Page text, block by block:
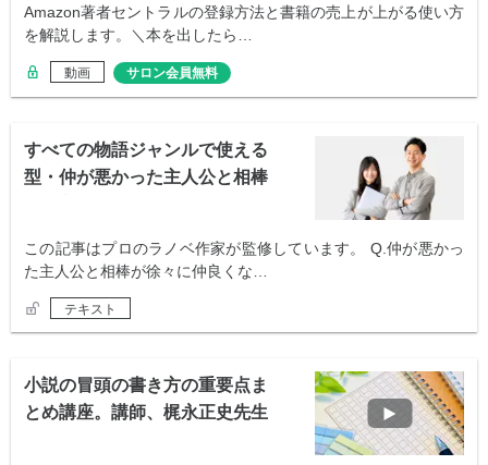
Amazon著者セントラルの登録方法と書籍の売上が上がる使い方
を解説します。＼本を出したら…
動画 サロン会員無料
すべての物語ジャンルで使える
型・仲が悪かった主人公と相棒
この記事はプロのラノベ作家が監修しています。 Q.仲が悪かっ
た主人公と相棒が徐々に仲良くな…
テキスト
小説の冒頭の書き方の重要点ま
とめ講座。講師、梶永正史先生